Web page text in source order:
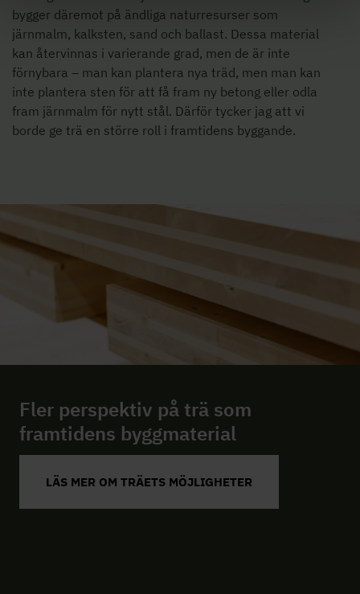
bygger däremot på ändliga naturresurser som
järnmalm, kalksten, sand och ballast. Dessa material
kan återvinnas i varierande grad, men de är inte
förnybara – man kan plantera nya träd, men man kan
inte plantera sten för att få fram ny betong eller odla
fram järnmalm för nytt stål. Därför tycker jag att vi
borde ge trä en större roll i framtidens byggande.
Fler perspektiv på trä som
framtidens byggmaterial
LÄS MER OM TRÄETS MÖJLIGHETER